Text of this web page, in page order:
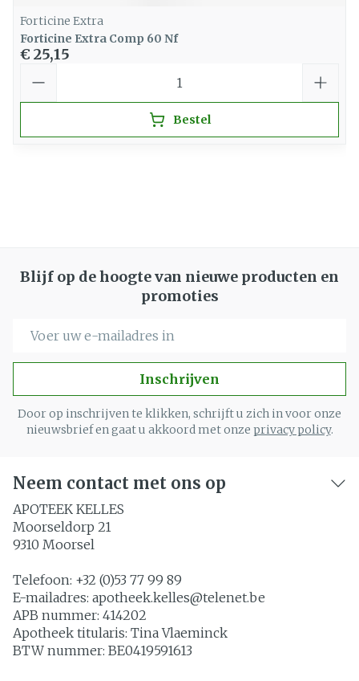
Forticine Extra
Forticine Extra Comp 60 Nf
€ 25,15
Bestel
Blijf op de hoogte van nieuwe producten en
promoties
Inschrijven
Door op inschrijven te klikken, schrijft u zich in voor onze
nieuwsbrief en gaat u akkoord met onze privacy policy.
Neem contact met ons op
APOTEEK KELLES
Moorseldorp 21
9310 Moorsel
Telefoon: +32 (0)53 77 99 89
E-mailadres: apotheek.kelles@telenet.be
APB nummer: 414202
Apotheek titularis: Tina Vlaeminck
BTW nummer: BE0419591613